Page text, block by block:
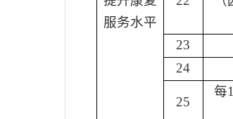
服务水平
23
24
25
每